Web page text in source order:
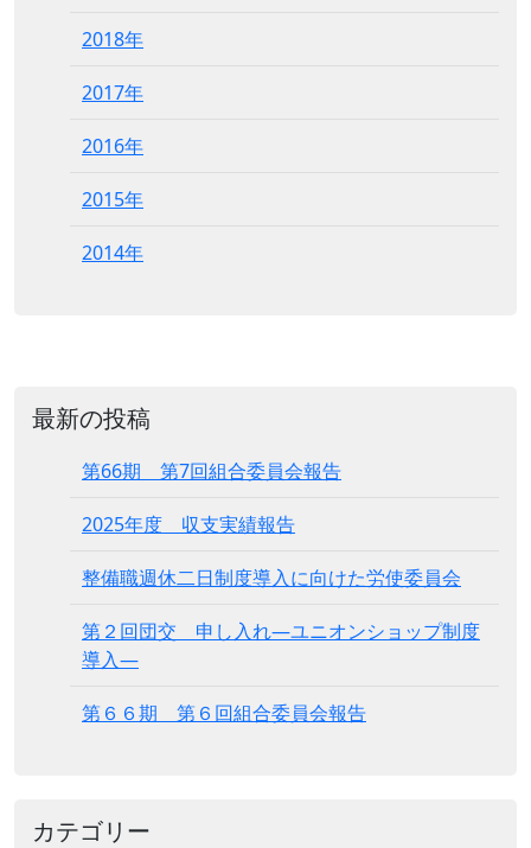
2018年
2017年
2016年
2015年
2014年
最新の投稿
第66期 第7回組合委員会報告
2025年度 収支実績報告
整備職週休二日制度導入に向けた労使委員会
第２回団交 申し入れ―ユニオンショップ制度
導入―
第６６期 第６回組合委員会報告
カテゴリー